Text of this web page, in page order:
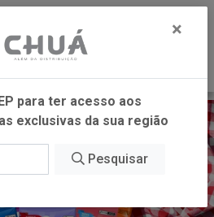
×
para ter acesso aos
exclusivas da sua região
Pesquisar